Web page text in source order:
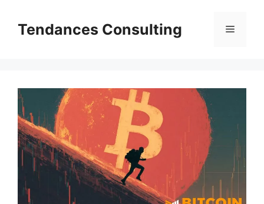
contenuTendances Consulting Menu